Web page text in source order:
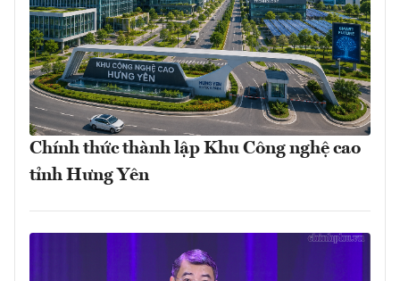
Chính thức thành lập Khu Công nghệ cao
tỉnh Hưng Yên